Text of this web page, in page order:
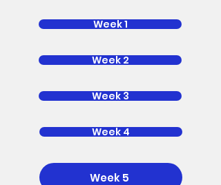
Week 1
Week 2
Week 3
Week 4
Week 5